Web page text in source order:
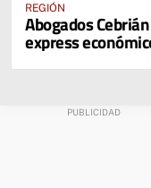
REGIÓN
Abogados
express